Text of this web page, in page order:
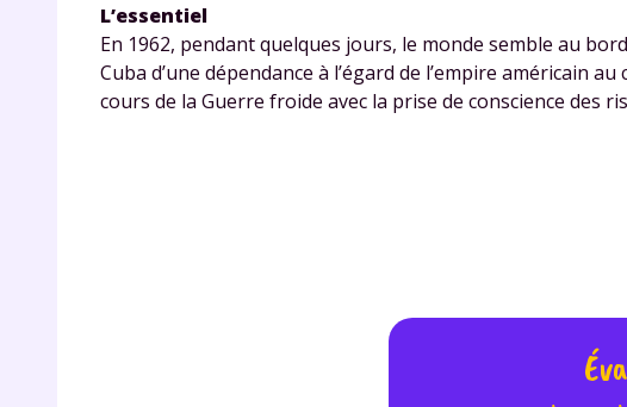
L’essentiel
En 1962, pendant quelques jours, le monde semble au
Cuba d’une dépendance à l’égard de l’empire américain
cours de la Guerre froide avec la prise de conscience des